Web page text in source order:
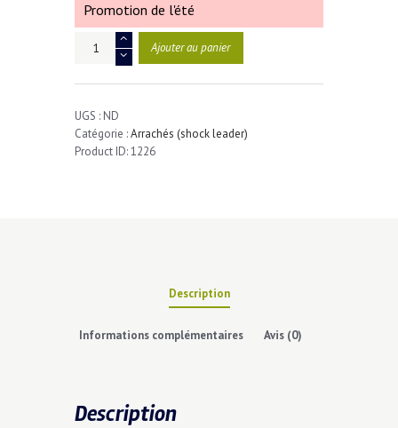
Promotion de l'été
Leader)
Ajouter au panier
UGS : ND
Catégorie :Arrachés (shock leader)
Product ID:1226
Description
Informations complémentaires Avis (0)
Description